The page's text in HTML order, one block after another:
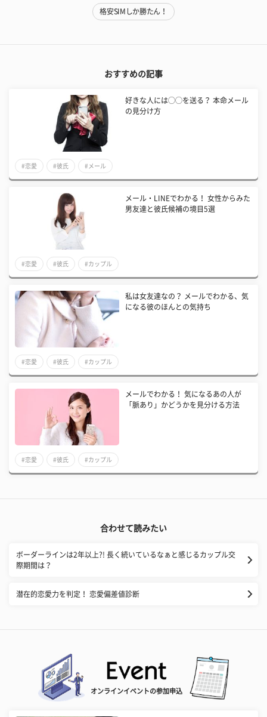
格安SIMしか勝たん！
おすすめの記事
好きな人には◯◯を送る？ 本命メール
の見分け方
#恋愛 #彼氏 #メール
メール・LINEでわかる！ 女性からみた
男友達と彼氏候補の境目5選
#恋愛 #彼氏 #カップル
私は女友達なの？ メールでわかる、気
になる彼のほんとの気持ち
#恋愛 #彼氏 #カップル
メールでわかる！ 気になるあの人が
「脈あり」かどうかを見分ける方法
#恋愛 #彼氏 #カップル
合わせて読みたい
​ボーダーラインは2年以上?! 長く続いているなぁと感じるカップル交
際期間は？
潜在的恋愛力を判定！ 恋愛偏差値診断
オンラインイベントの参加申込